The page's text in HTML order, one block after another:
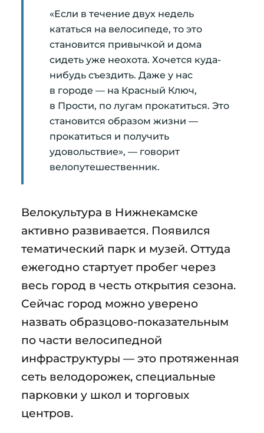
«Если в течение двух недель
кататься на велосипеде, то это
становится привычкой и дома
сидеть уже неохота. Хочется куда-
нибудь съездить. Даже у нас
в городе — на Красный Ключ,
в Прости, по лугам прокатиться. Это
становится образом жизни —
прокатиться и получить
удовольствие», — говорит
велопутешественник.
Велокультура в Нижнекамске
активно развивается. Появился
тематический парк и музей. Оттуда
ежегодно стартует пробег через
весь город в честь открытия сезона.
Сейчас город можно уверено
назвать образцово-показательным
по части велосипедной
инфраструктуры — это протяженная
сеть велодорожек, специальные
парковки у школ и торговых
центров.